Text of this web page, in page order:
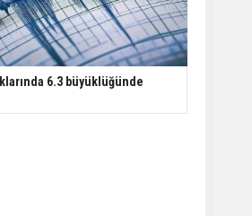
6.3 büyüklüğünde